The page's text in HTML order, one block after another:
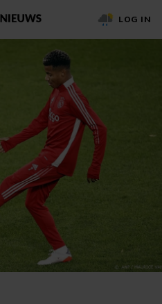
LOG IN